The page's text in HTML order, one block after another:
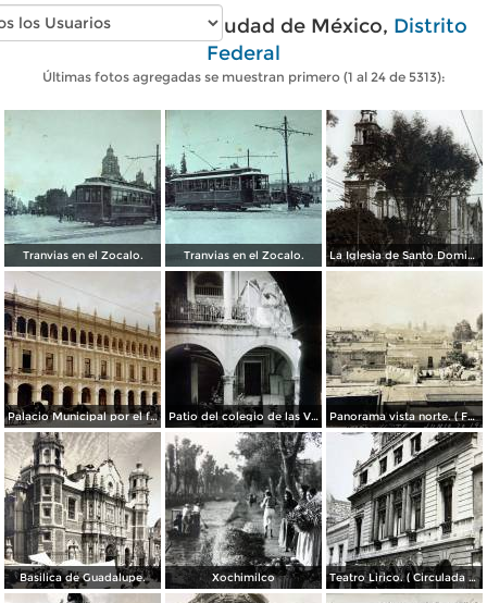
Fotos antiguas de Ciudad de México, Distrito
Federal
Últimas fotos agregadas se muestran primero (1 al 24 de 5313):
Tranvias en el Zocalo. Tranvias en el Zocalo. La Iglesia de Santo Domingo.
Palacio Municipal por el fotografo Hugo Brehme.. Patio del colegio de las Vizcainas por el fotografo Hugo Brehme. Panorama vista norte. ( Fechada el 20 de Junio de 1905 ).
Basilica de Guadalupe. Xochimilco Teatro Lirico. ( Circulada el 1 de Agosto de 1926 ).